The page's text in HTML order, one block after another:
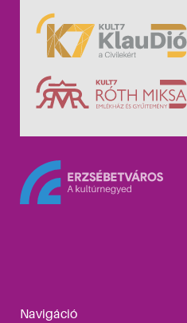
Navigáció